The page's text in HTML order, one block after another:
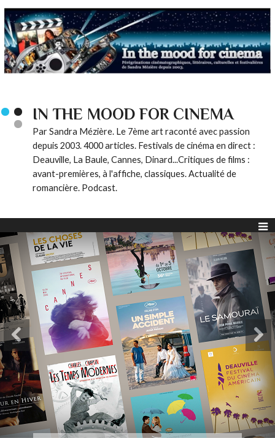
IN THE MOOD FOR CINEMA
Par Sandra Mézière. Le 7ème art raconté avec passion
depuis 2003. 4000 articles. Festivals de cinéma en direct :
Deauville, La Baule, Cannes, Dinard...Critiques de films :
avant-premières, à l'affiche, classiques. Actualité de
romancière. Podcast.